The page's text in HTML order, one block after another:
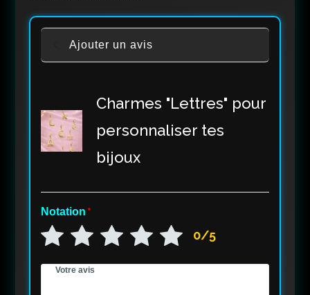
Ajouter un avis
Charmes "Lettres" pour
personnaliser tes
bijoux
Notation *
0/5
Votre avis